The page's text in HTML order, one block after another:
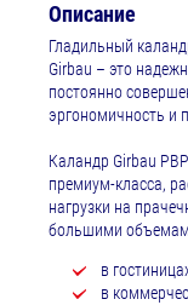
Описание
Гладильный
Girbau – это
постоянно
эргономичность и
Каландр Girbau
премиум-класса,
нагрузки на
большими
в
в